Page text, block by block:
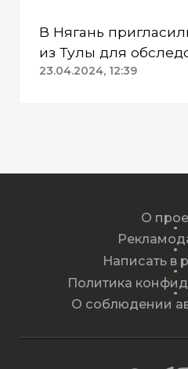
В Нягань
из Тулы для обследования здания
ДК «Геолог»
23.04.2024, 12:39
О
Написать в
Политика
О соблюдении